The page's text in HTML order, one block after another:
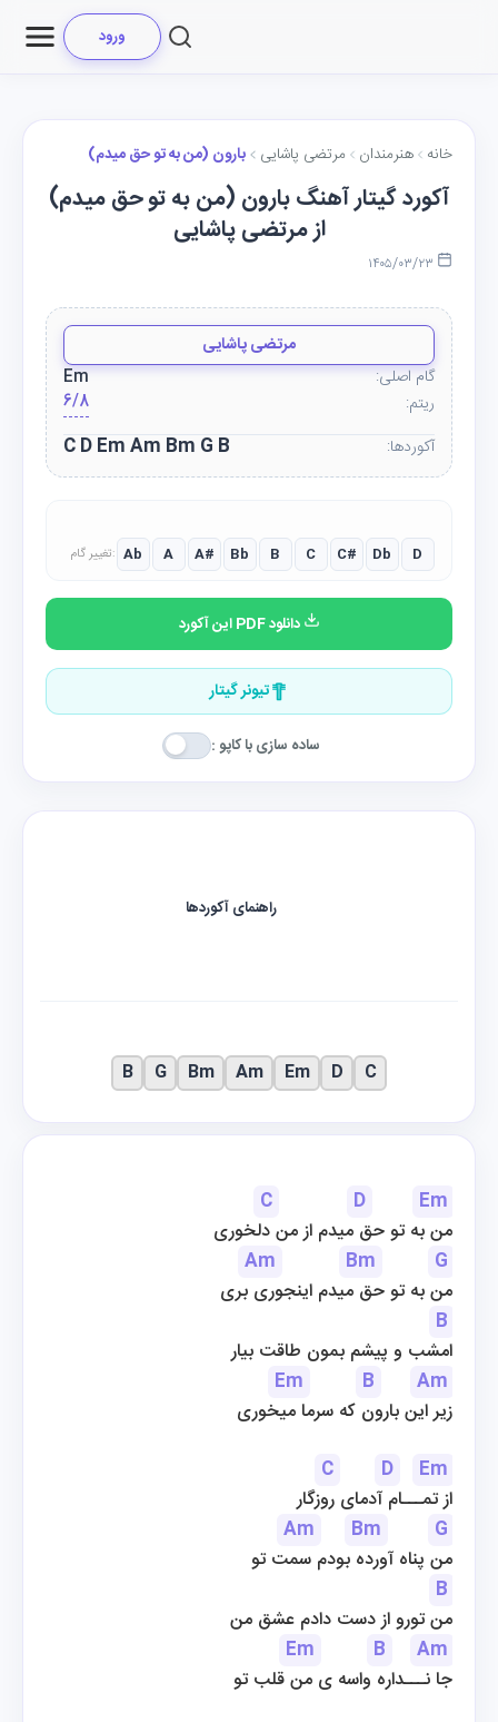
ورود
خانه هنرمندان مرتضی پاشایی بارون (من به تو حق میدم)
آکورد گیتار آهنگ بارون (من به تو حق میدم)
از مرتضی پاشایی
مرتضی پاشایی
گام اصلی:
Em
ریتم:
6/8
آکوردها:
C D Em Am Bm G B
تغییر گام: Ab A A# Bb B C C# Db D
دانلود PDF این آکورد
تیونر گیتار
ساده سازی با کاپو :
C D
Em
من به تو حق میدم از من دلخوری
Am
Bm
G
من به تو حق میدم اینجوری بری
B
امشب و پیشم بمون طاقت بیار
Em
B
Am
زیر این بارون که سرما میخوری
C
D
Em
از تمـــام آدمای روزگار
Am
Bm
G
من پناه آورده بودم سمت تو
B
من تورو از دست دادم عشق من
Em
B
Am
جا نـــداره واسه ی من قلب تو
راهنمای آکوردها
C
D
Em
Am
Bm
G
B